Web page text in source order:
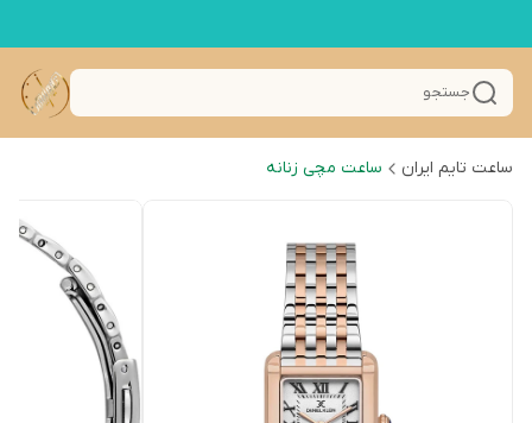
جستجو
ساعت تایم ایران ساعت مچی زنانه